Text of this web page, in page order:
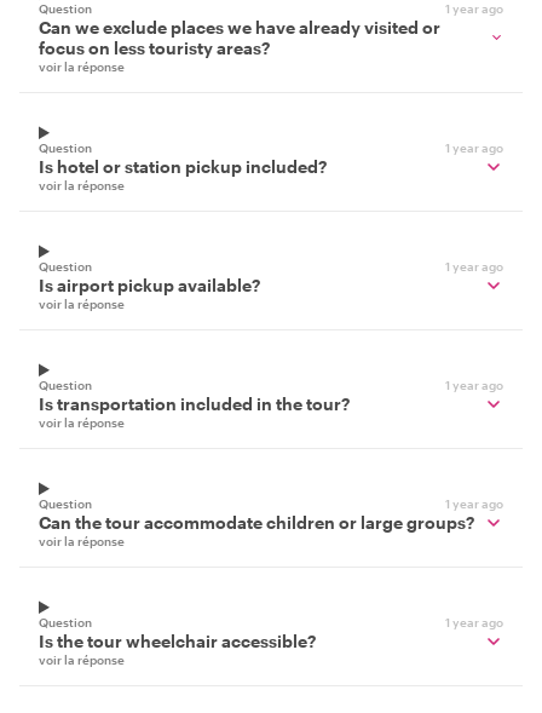
Question 1 year ago
Can we exclude places we have already visited or
focus on less touristy areas?
voir la réponse
Question 1 year ago
Is hotel or station pickup included?
voir la réponse
Question 1 year ago
Is airport pickup available?
voir la réponse
Question 1 year ago
Is transportation included in the tour?
voir la réponse
Question 1 year ago
Can the tour accommodate children or large groups?
voir la réponse
Question 1 year ago
Is the tour wheelchair accessible?
voir la réponse